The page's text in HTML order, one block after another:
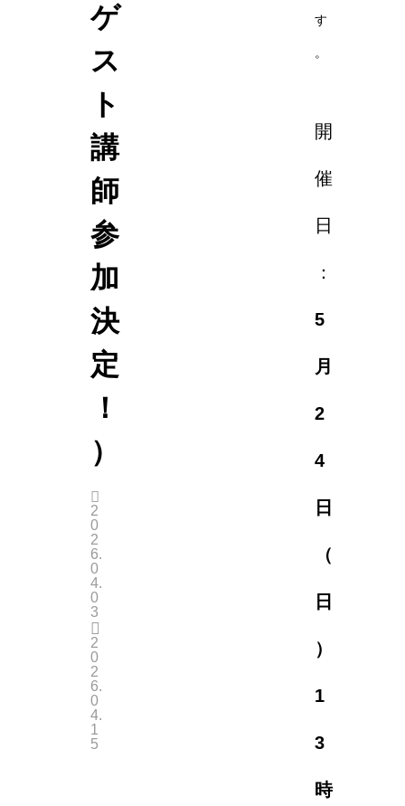
ゲ
ス
ト
講
師
参
加
決
定
！
）
2
0
2
6.
0
4.
0
3
2
0
2
6.
0
4.
1
5
す
。
開
催
日
：
5
月
2
4
日
（
日
）
1
3
時